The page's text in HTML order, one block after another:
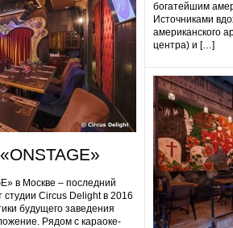
в Москве – последний
Circus Delight в 2016
будущего заведения
Рядом с караоке-
богатейшим
Источниками
американского
центра) и […]